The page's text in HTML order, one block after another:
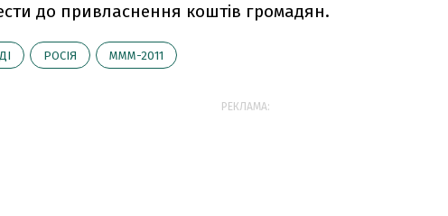
до привласнення коштів громадян.
РОСІЯ МММ-2011
РЕКЛАМА: